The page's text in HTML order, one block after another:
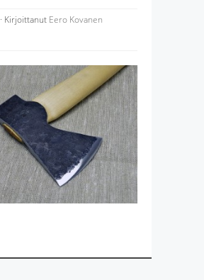
· Kirjoittanut Eero Kovanen